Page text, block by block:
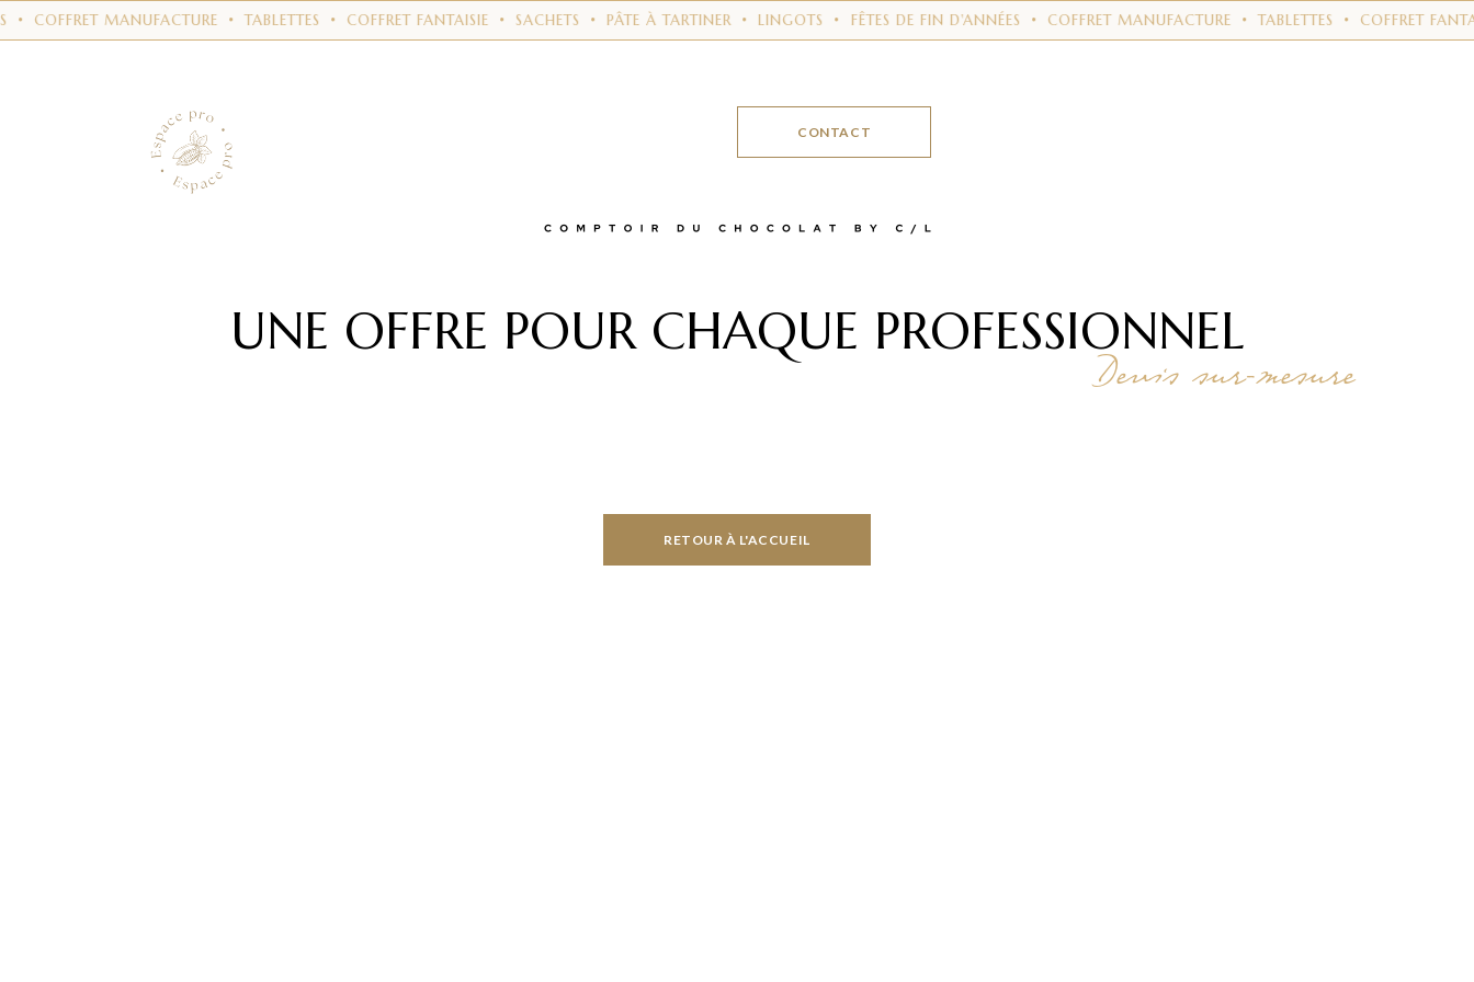
• COFFRET MANUFACTURE • TABLETTES • COFFRET FANTAISIE • SACHETS • PÂTE À TARTINER • LINGOTS FÊTES DE FIN D'ANNÉES • COFFRET MANUFACTURE • TABLETTES • COFFRET
CONTACT
UNE OFFRE POUR CHAQUE PROFESSIONNEL
Devis sur-mesure
RETOUR À L'ACCUEIL